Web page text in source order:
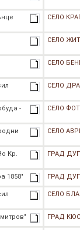
СЕЛО
СЕЛО
СЕЛО
СЕЛО
-
СЕЛО
СЕЛО
Кр.
ГРАД
1858" ГРАД
СЕЛО
ГРАД